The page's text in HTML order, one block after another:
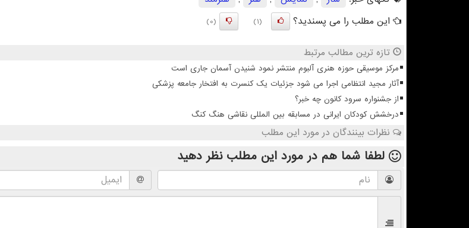
این مطلب را می پسندید؟
(1)
(0)
تازه ترین مطالب مرتبط
مرکز موسیقی حوزه هنری آلبوم منتشر نمود شنیدن آسمان جاری است
آثار مجید انتظامی اجرا می شود جزئیات یک کنسرت به افتخار جامعه پزشکی
از جشنواره سرود کانون چه خبر؟
درخشش کودکان ایرانی در مسابقه بین المللی نقاشی هنگ کنگ
نظرات بینندگان در مورد این مطلب
لطفا شما هم در مورد این مطلب نظر دهید